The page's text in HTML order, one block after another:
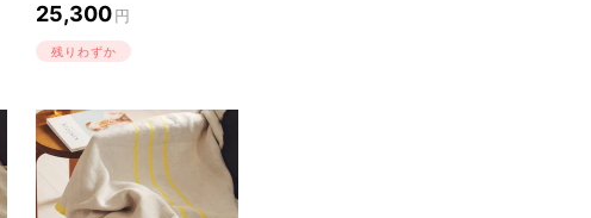
25,300円
残りわずか